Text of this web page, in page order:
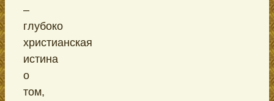
–
глубоко
христианская
истина
о
том,